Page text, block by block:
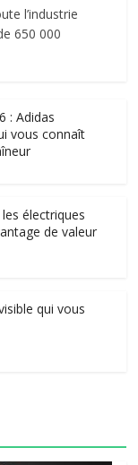
l’industrie
650 000
: Adidas
vous connaît
électriques
de valeur
qui vous